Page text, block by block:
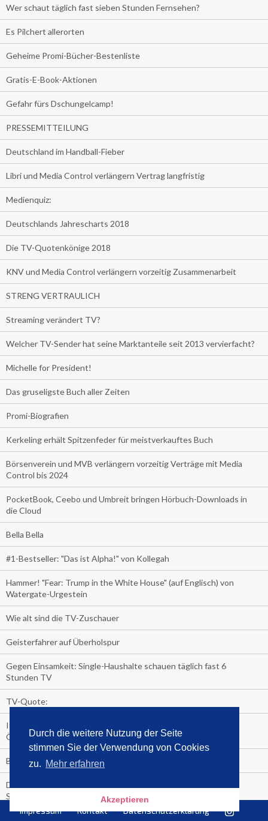
Durch die weitere Nutzung der Seite
stimmen Sie der Verwendung von Cookies
zu. Mehr erfahren
Akzeptieren
Wer schaut täglich fast sieben Stunden Fernsehen?
Es Pilchert allerorten
Geheime Promi-Bücher-Bestenliste
Gratis-E-Book-Aktionen
Gefahr fürs Dschungelcamp!
PRESSEMITTEILUNG
Deutschland im Handball-Fieber
Libri und Media Control verlängern Vertrag langfristig
Medienquiz:
Deutschlands Jahrescharts 2018
Die TV-Quotenkönige 2018
KNV und Media Control verlängern vorzeitig Zusammenarbeit
STRENG VERTRAULICH
Streaming verändert TV?
Welcher TV-Sender hat seine Marktanteile seit 2013 vervierfacht?
Michelle for President!
Das gruseligste Buch aller Zeiten
Promi-Biografien
Kerkeling erhält Spitzenfeder für meistverkauftes Buch
Börsenverein und MVB verlängern vorzeitig Verträge mit Media
Control bis 2024
PocketBook, Ceebo und Umbreit bringen Hörbuch-Downloads in
die Cloud
Bella Bella
#1-Bestseller: "Das ist Alpha!" von Kollegah
Hammer! "Fear: Trump in the White House" (auf Englisch) von
Watergate-Urgestein
Wie alt sind die TV-Zuschauer
Geisterfahrer auf Überholspur
Gegen Einsamkeit: Single-Haushalte schauen täglich fast 6
Stunden TV
TV-Quote:
Italienisches Kochbuch schießt auf Nummer 1 in Deutschland,
Österreich und Schweiz
Blick in die Garage der TV-Dauerglotzer
Die Deutschen investieren, während die Österreicher und
Schweizer noch nachdenken, wie sie reich werden.
Impressum Kontakt Datenschutzerklärung